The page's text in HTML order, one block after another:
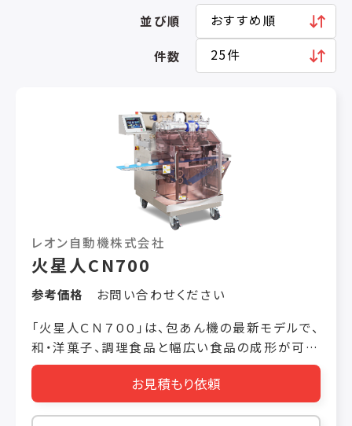
並び順
件数
レオン自動機株式会社
火星人CN700
参考価格
お問い合わせください
「火星人ＣＮ７００」は、包あん機の最新モデルで、
和・洋菓子、調理食品と幅広い食品の成形が可
能。生地送り機構にはサイクロイド方式を採用
し、チョコチップ等の粒状素材をさらに安定供給
できるように。また、仕様選択により小物の高速安
お見積もり依頼